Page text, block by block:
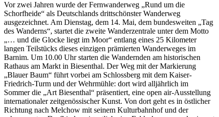
Vor zwei Jahren wurde der Fernwanderweg „Rund um die
Schorfheide“ als Deutschlands drittschönster Wanderweg
ausgezeichnet. Am Dienstag, dem 14. Mai, dem bundesweiten „Tag
des Wanderns“, startet die zweite Wanderzentrale unter dem Motto
„… und die Glocke liegt im Moor“ entlang eines 25 Kilometer
langen Teilstücks dieses einzigen prämierten Wanderweges im
Barnim. Um 10.00 Uhr starten die Wandernden am historischen
Rathaus am Markt in Biesenthal. Der Weg mit der Markierung
„Blauer Baum“ führt vorbei am Schlossberg mit dem Kaiser-
Friedrich-Turm und der Wehrmühle: dort wird alljährlich im
Sommer die „Art Biesenthal“ präsentiert, eine open air-Ausstellung
internationaler zeitgenössischer Kunst. Von dort geht es in östlicher
Richtung nach Melchow mit seinem Kulturbahnhof und der